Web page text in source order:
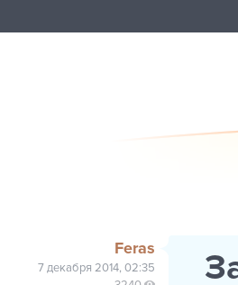
Feras
7 декабря 2014, 02:35